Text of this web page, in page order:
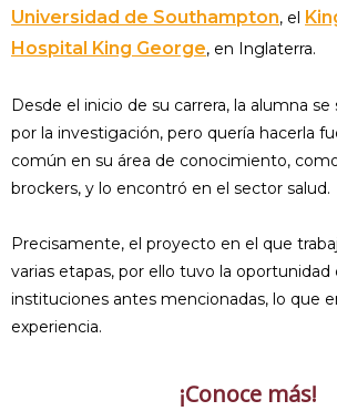
Universidad de Southampton, el
Hospital King George, en Inglaterra.
Desde el inicio de su carrera, la alumna
por la investigación, pero quería hacerla
común en su área de conocimiento,
brockers, y lo encontró en el sector salud.
Precisamente, el proyecto en el que
varias etapas, por ello tuvo la oportunidad
instituciones antes mencionadas, lo que
experiencia.
¡Conoce más!